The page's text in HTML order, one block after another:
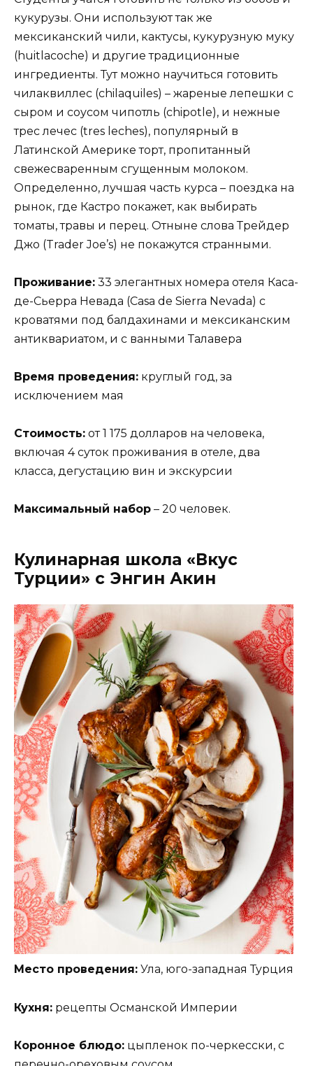
кукурузы. Они используют так же
мексиканский чили, кактусы, кукурузную муку
(huitlacoche) и другие традиционные
ингредиенты. Тут можно научиться готовить
чилаквиллес (chilaquiles) – жареные лепешки с
сыром и соусом чипотль (сhipotle), и нежные
трес лечес (tres leches), популярный в
Латинской Америке торт, пропитанный
свежесваренным сгущенным молоком.
Определенно, лучшая часть курса – поездка на
рынок, где Кастро покажет, как выбирать
томаты, травы и перец. Отныне слова Трейдер
Джо (Trader Joe’s) не покажутся странными.
Проживание: 33 элегантных номера отеля Каса-
де-Сьерра Невада (Casa de Sierra Nevada) с
кроватями под балдахинами и мексиканским
антиквариатом, и с ванными Талавера
Время проведения: круглый год, за
исключением мая
Стоимость: от 1 175 долларов на человека,
включая 4 суток проживания в отеле, два
класса, дегустацию вин и экскурсии
Максимальный набор – 20 человек.
Кулинарная школа «Вкус
Турции» с Энгин Акин
Место проведения: Ула, юго-западная Турция
Кухня: рецепты Османской Империи
Коронное блюдо: цыпленок по-черкесски, с